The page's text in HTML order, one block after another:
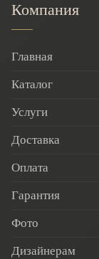
Компания
Главная
Каталог
Услуги
Доставка
Оплата
Гарантия
Фото
Дизайнерам